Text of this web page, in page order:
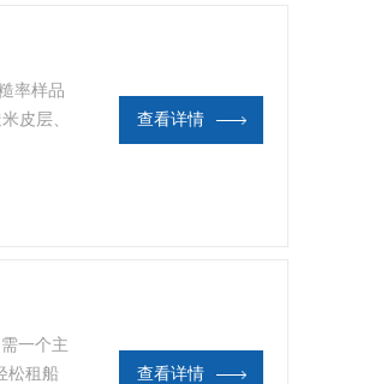
率样品
皮层、
查看详情
一个主
松租船
查看详情